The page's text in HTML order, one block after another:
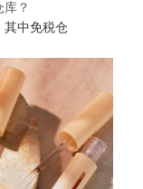
？
其中免税仓